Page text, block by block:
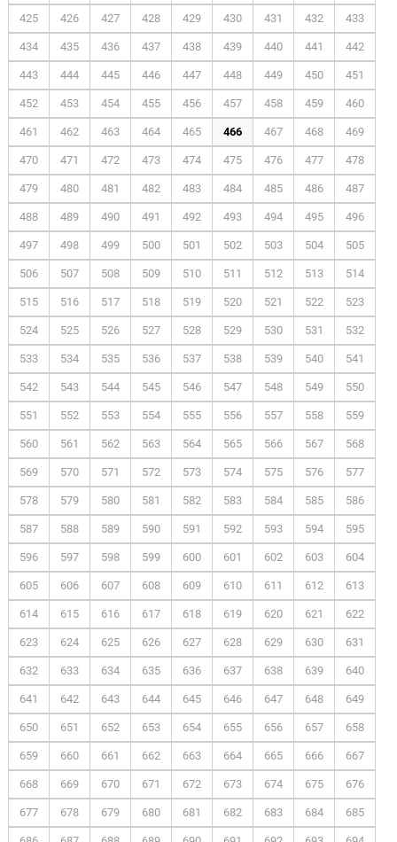
425 426 427 428 429 430 431 432 433
434 435 436 437 438 439 440 441 442
443 444 445 446 447 448 449 450 451
452 453 454 455 456 457 458 459 460
461 462 463 464 465 466 467 468 469
470 471 472 473 474 475 476 477 478
479 480 481 482 483 484 485 486 487
488 489 490 491 492 493 494 495 496
497 498 499 500 501 502 503 504 505
506 507 508 509 510 511 512 513 514
515 516 517 518 519 520 521 522 523
524 525 526 527 528 529 530 531 532
533 534 535 536 537 538 539 540 541
542 543 544 545 546 547 548 549 550
551 552 553 554 555 556 557 558 559
560 561 562 563 564 565 566 567 568
569 570 571 572 573 574 575 576 577
578 579 580 581 582 583 584 585 586
587 588 589 590 591 592 593 594 595
596 597 598 599 600 601 602 603 604
605 606 607 608 609 610 611 612 613
614 615 616 617 618 619 620 621 622
623 624 625 626 627 628 629 630 631
632 633 634 635 636 637 638 639 640
641 642 643 644 645 646 647 648 649
650 651 652 653 654 655 656 657 658
659 660 661 662 663 664 665 666 667
668 669 670 671 672 673 674 675 676
677 678 679 680 681 682 683 684 685